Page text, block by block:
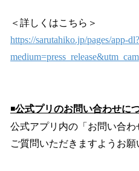
＜詳しくはこちら＞
https://sarutahiko.jp/pages/app-
◾️公式プリのお問い合わせに
公式アプリ内の「お問い合
ご質問いただきますようお願